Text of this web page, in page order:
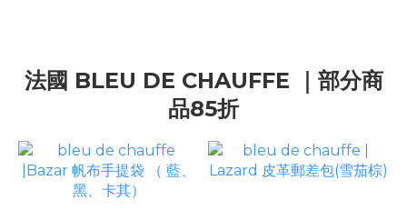
法國 BLEU DE CHAUFFE ｜部分商
品85折